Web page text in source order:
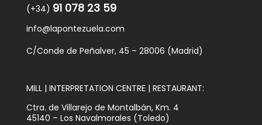
(+34) 91 078 23 59
info@lapontezuela.com
C/Conde de Peñalver, 45 – 28006 (Madrid)
MILL | INTERPRETATION CENTRE | RESTAURANT:
Ctra. de Villarejo de Montalbán, Km. 4
45140 – Los Navalmorales (Toledo)